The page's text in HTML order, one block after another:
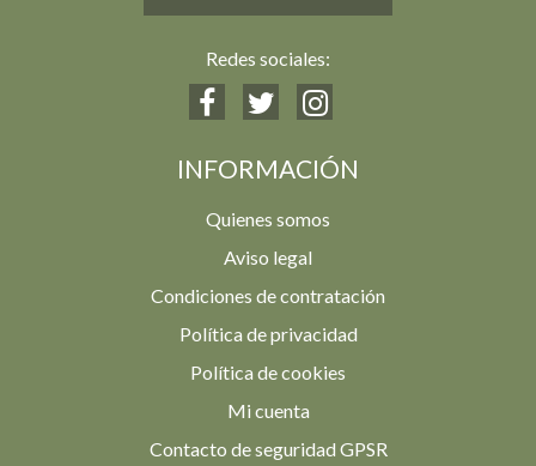
Redes sociales:
INFORMACIÓN
Quienes somos
Aviso legal
Condiciones de contratación
Política de privacidad
Política de cookies
Mi cuenta
Contacto de seguridad GPSR